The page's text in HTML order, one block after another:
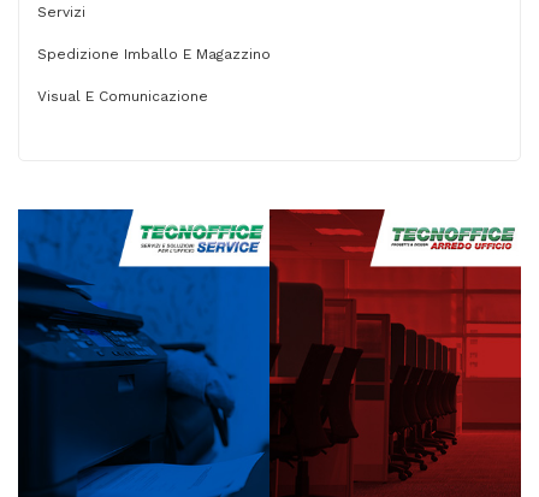
Servizi
Spedizione Imballo E Magazzino
Visual E Comunicazione